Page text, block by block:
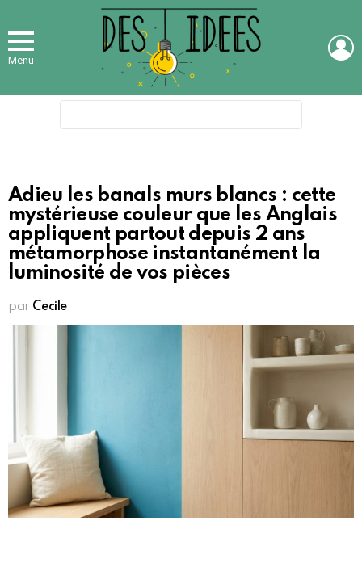
Menu
Adieu les banals murs blancs : cette
mystérieuse couleur que les Anglais
appliquent partout depuis 2 ans
métamorphose instantanément la
luminosité de vos pièces
par Cecile